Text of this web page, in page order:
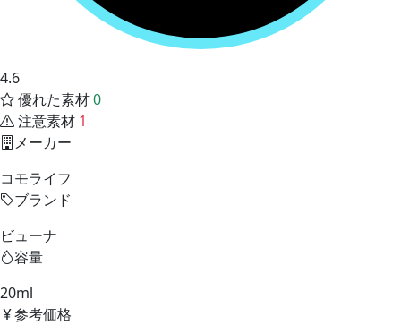
4.6
優れた素材0
注意素材 1
メーカー
コモライフ
ブランド
ビューナ
容量
20ml
参考価格